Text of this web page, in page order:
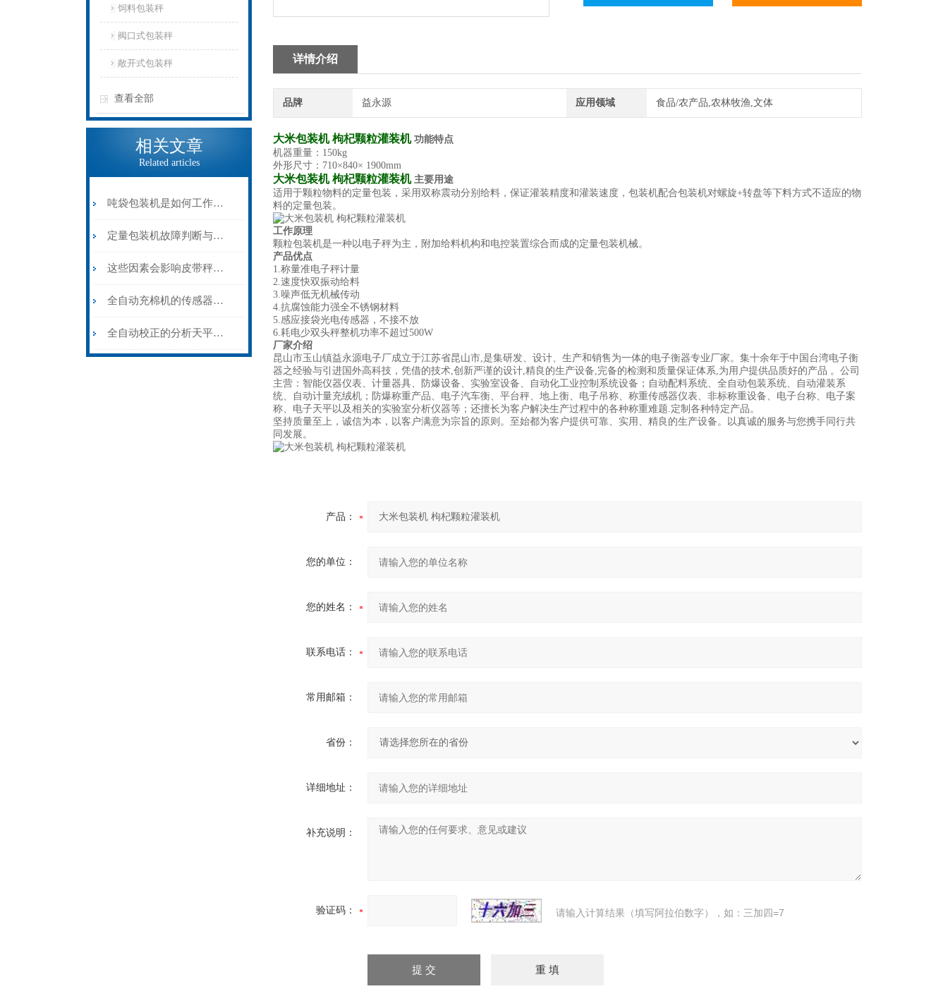
饲料包装秤
阀口式包装秤
敞开式包装秤
查看全部
相关文章
Related articles
吨袋包装机是如何工作的？
定量包装机故障判断与处理
这些因素会影响皮带秤的准确率
全自动充棉机的传感器常见故障及日常维护
全自动校正的分析天平为什么会频繁出现校正？
详情介绍
品牌 益永源 应用领域 食品/农产品,农林牧渔,文体
大米包装机 枸杞颗粒灌装机功能特点
机器重量：150kg
外形尺寸：710×840× 1900mm
大米包装机 枸杞颗粒灌装机主要用途
适用于颗粒物料的定量包装，采用双称震动分别给料，保证灌装精度和灌装速度，包装机配合包装机对螺旋+转盘等下料方式不适应的物
料的定量包装。
工作原理
颗粒包装机是一种以电子秤为主，附加给料机构和电控装置综合而成的定量包装机械。
产品优点
1.称量准电子秤计量
2.速度快双振动给料
3.噪声低无机械传动
4.抗腐蚀能力强全不锈钢材料
5.感应接袋光电传感器，不接不放
6.耗电少双头秤整机功率不超过500W
厂家介绍
昆山市玉山镇益永源电子厂成立于江苏省昆山市,是集研发、设计、生产和销售为一体的电子衡器专业厂家。集十余年于中国台湾电子衡
器之经验与引进国外高科技，凭借的技术,创新严谨的设计,精良的生产设备,完备的检测和质量保证体系,为用户提供品质好的产品 。公司
主营：智能仪器仪表、计量器具、防爆设备、实验室设备、自动化工业控制系统设备；自动配料系统、全自动包装系统、自动灌装系
统、自动计量充绒机；防爆称重产品、电子汽车衡、平台秤、地上衡、电子吊称、称重传感器仪表、非标称重设备、电子台称、电子案
称、电子天平以及相关的实验室分析仪器等；还擅长为客户解决生产过程中的各种称重难题.定制各种特定产品。
坚持质量至上，诚信为本，以客户满意为宗旨的原则。至始都为客户提供可靠、实用、精良的生产设备。以真诚的服务与您携手同行共
同发展。
产品：
您的单位：
您的姓名：
联系电话：
常用邮箱：
省份：
详细地址：
补充说明：
验证码： 请输入计算结果（填写阿拉伯数字），如：三加四=7